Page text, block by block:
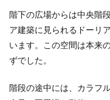
階下の広場からは中央階
ア建築に見られるドーリ
います。この空間は本来
ずでした。
階段の途中には、カラフ